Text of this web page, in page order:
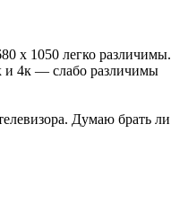
x 1050 легко различимы.
и 4к — слабо различимы
Думаю брать ли